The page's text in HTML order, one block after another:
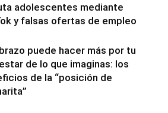
adolescentes mediante
y falsas ofertas de empleo
puede hacer más por tu
de lo que imaginas: los
de la “posición de